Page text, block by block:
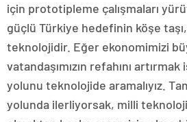
için prototipleme çalışmaları
güçlü Türkiye hedefinin köşe
teknolojidir. Eğer ekonomimizi
vatandaşımızın refahını
yolunu teknolojide aramalıyız.
yolunda ilerliyorsak, milli